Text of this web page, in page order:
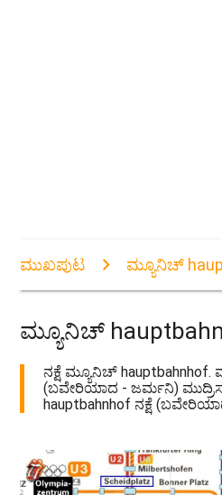
ಮುಖಪುಟ ಮ್ಯೂನಿಚ್
ಮ್ಯೂನಿಚ್
ನಕ್ಷೆ ಮ್ಯೂನಿಚ್ hauptbahnhof.
(ಬವೇರಿಯಾದ - ಜರ್ಮನಿ)
hauptbahnhof ನಕ್ಷೆ